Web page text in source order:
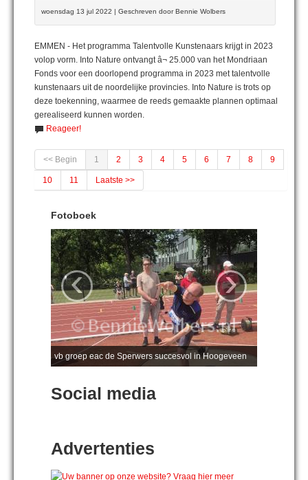
woensdag 13 jul 2022 | Geschreven door Bennie Wolbers
EMMEN - Het programma Talentvolle Kunstenaars krijgt in 2023
volop vorm. Into Nature ontvangt â¬ 25.000 van het Mondriaan
Fonds voor een doorlopend programma in 2023 met talentvolle
kunstenaars uit de noordelijke provincies. Into Nature is trots op
deze toekenning, waarmee de reeds gemaakte plannen optimaal
gerealiseerd kunnen worden.
Reageer!
<< Begin 1 2 3 4 5 6 7 8 9
10 11 Laatste >>
Fotoboek
vb groep eac de Sperwers succesvol in Hoogeveen
‹ ›
Social media
Advertenties